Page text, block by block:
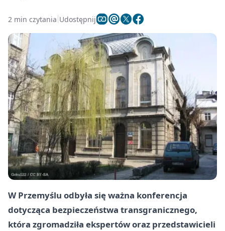
2 min czytania Udostępnij
W Przemyślu odbyła się ważna konferencja
dotycząca bezpieczeństwa transgranicznego,
która zgromadziła ekspertów oraz przedstawicieli